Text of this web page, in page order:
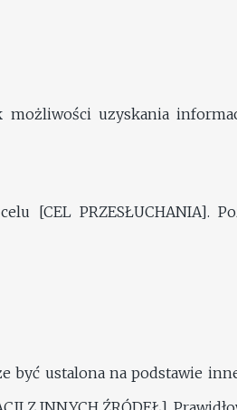
możliwości uzyskania
[CEL PRZESŁUCHANIA].
być ustalona na podstawie